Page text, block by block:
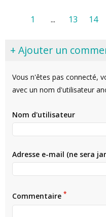
1 ... 13 14
+ Ajouter un
Vous n'êtes pas connecté,
avec un nom d'utilisateur
Nom d'utilisateur
Adresse e-mail (ne sera
Commentaire *